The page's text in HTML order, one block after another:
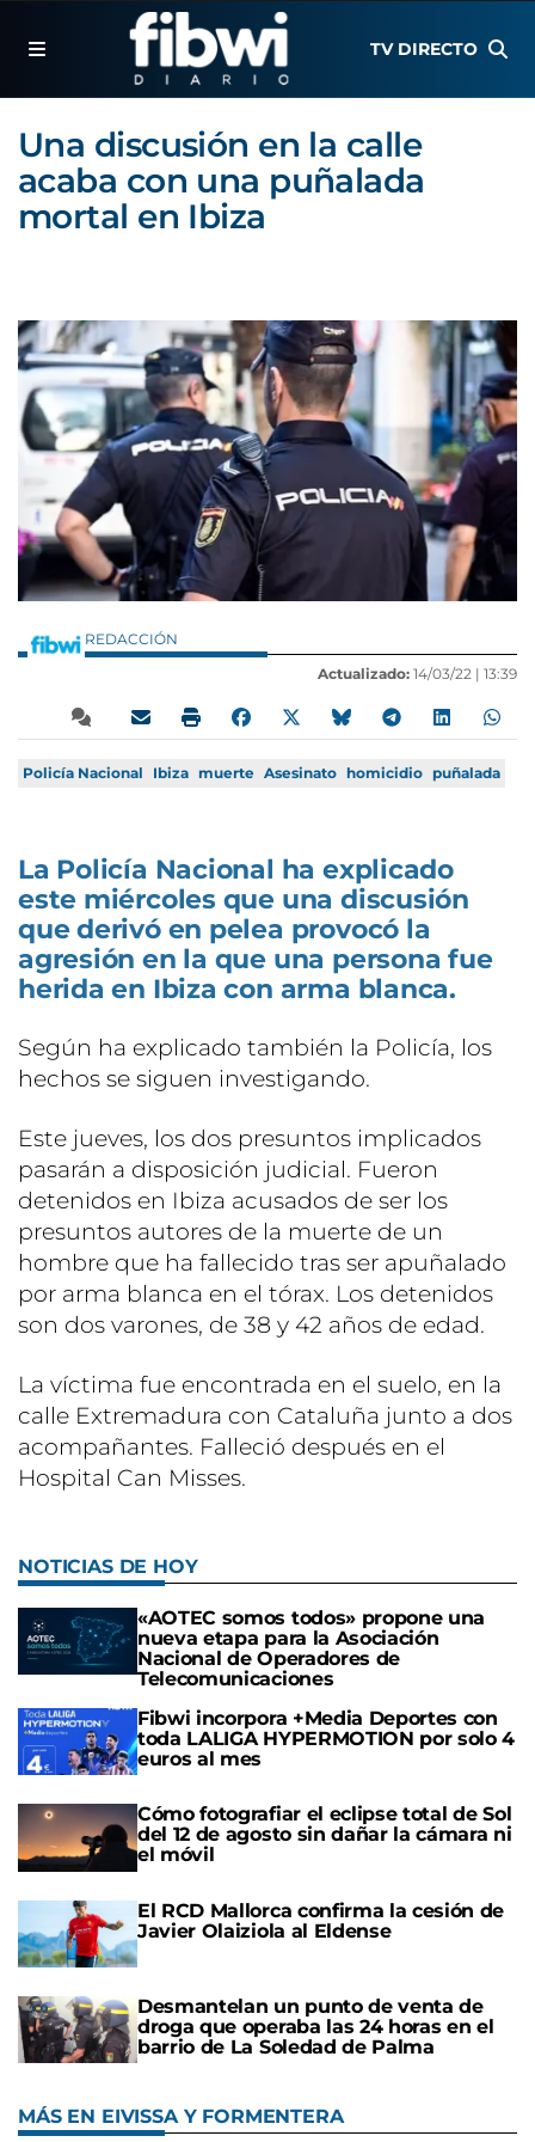
TV DIRECTO
Una discusión en la calle
acaba con una puñalada
mortal en Ibiza
REDACCIÓN
Actualizado: 14/03/22 | 13:39
Policía Nacional Ibiza muerte Asesinato homicidio puñalada
La Policía Nacional ha explicado
este miércoles que una discusión
que derivó en pelea provocó la
agresión en la que una persona fue
herida en Ibiza con arma blanca.
Según ha explicado también la Policía, los
hechos se siguen investigando.
Este jueves, los dos presuntos implicados
pasarán a disposición judicial. Fueron
detenidos en Ibiza acusados de ser los
presuntos autores de la muerte de un
hombre que ha fallecido tras ser apuñalado
por arma blanca en el tórax. Los detenidos
son dos varones, de 38 y 42 años de edad.
La víctima fue encontrada en el suelo, en la
calle Extremadura con Cataluña junto a dos
acompañantes. Falleció después en el
Hospital Can Misses.
NOTICIAS DE HOY
«AOTEC somos todos» propone una
nueva etapa para la Asociación
Nacional de Operadores de
Telecomunicaciones
Fibwi incorpora +Media Deportes con
toda LALIGA HYPERMOTION por solo 4
euros al mes
Cómo fotografiar el eclipse total de Sol
del 12 de agosto sin dañar la cámara ni
el móvil
El RCD Mallorca confirma la cesión de
Javier Olaiziola al Eldense
Desmantelan un punto de venta de
droga que operaba las 24 horas en el
barrio de La Soledad de Palma
MÁS EN EIVISSA Y FORMENTERA